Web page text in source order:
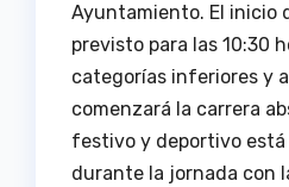
Ayuntamiento. El inicio
previsto para las 10:30
categorías inferiores y
comenzará la carrera
festivo y deportivo
durante la jornada con